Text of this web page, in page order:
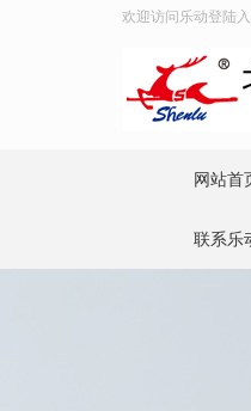
欢迎访问乐动登陆
网站首
联系乐